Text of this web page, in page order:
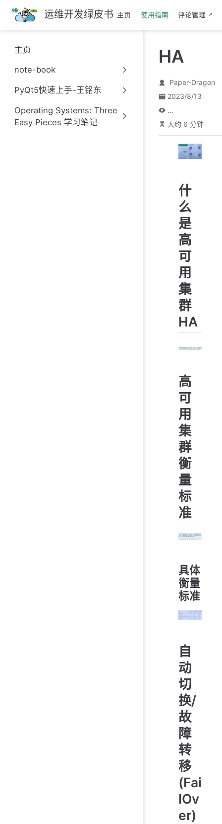
跳
至
主
要
內
运维开发绿皮书 主页 使用指南 评论管理
主页
note-book
PyQt5快速上手-王铭东
Operating Systems: Three
Easy Pieces 学习笔记
HA
Paper-Dragon
2023/8/13
...
大约 6 分钟
什
么
是
高
可
用
集
群
HA
高
可
用
集
群
衡
量
标
准
具体
衡量
标准
自
动
切
换/
故
障
转
移
(Fai
lOv
er)